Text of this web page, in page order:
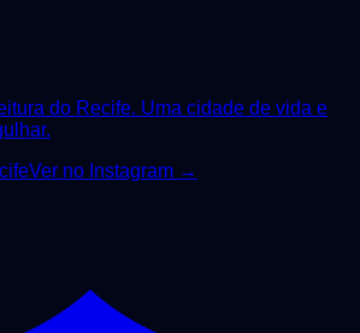
do Recife. Uma cidade de vida e
Ver no Instagram →